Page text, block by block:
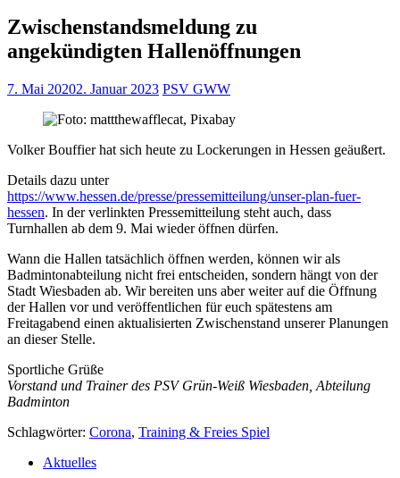
Zwischenstandsmeldung zu
angekündigten Hallenöffnungen
7. Mai 20202. Januar 2023 PSV GWW
Volker Bouffier hat sich heute zu Lockerungen in Hessen geäußert.
Details dazu unter
https://www.hessen.de/presse/pressemitteilung/unser-plan-fuer-
hessen. In der verlinkten Pressemitteilung steht auch, dass
Turnhallen ab dem 9. Mai wieder öffnen dürfen.
Wann die Hallen tatsächlich öffnen werden, können wir als
Badmintonabteilung nicht frei entscheiden, sondern hängt von der
Stadt Wiesbaden ab. Wir bereiten uns aber weiter auf die Öffnung
der Hallen vor und veröffentlichen für euch spätestens am
Freitagabend einen aktualisierten Zwischenstand unserer Planungen
an dieser Stelle.
Sportliche Grüße
Vorstand und Trainer des PSV Grün-Weiß Wiesbaden, Abteilung
Badminton
Schlagwörter: Corona, Training & Freies Spiel
Aktuelles